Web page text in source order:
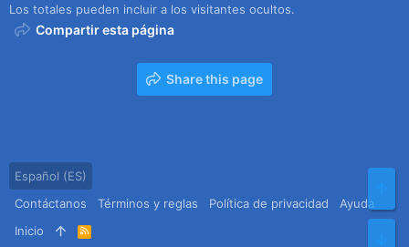
Los totales pueden incluir a los visitantes ocultos.
Compartir esta página
Share this page
Español (ES)
Contáctanos
Términos y reglas Política de privacidad
Ayuda
Inicio
R
S